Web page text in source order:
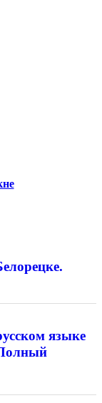
языке
Полный